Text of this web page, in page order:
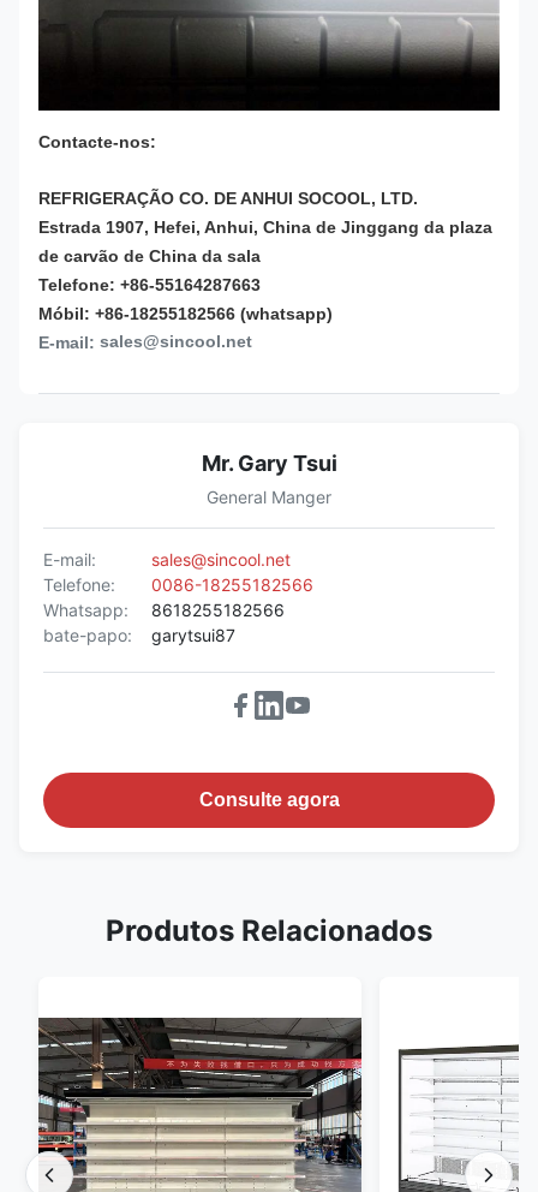
Contacte-nos:
REFRIGERAÇÃO CO. DE ANHUI SOCOOL, LTD.
Estrada 1907, Hefei, Anhui, China de Jinggang da plaza
de carvão de China da sala
Telefone: +86-55164287663
Móbil: +86-18255182566 (whatsapp)
E-mail: sales@sincool.net
Mr. Gary Tsui
General Manger
E-mail:
sales@sincool.net
Telefone:
0086-18255182566
Whatsapp:
8618255182566
bate-papo:
garytsui87
Consulte agora
Produtos Relacionados